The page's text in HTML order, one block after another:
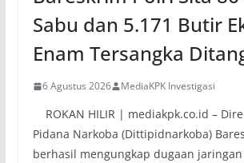
Sabu dan 5.171 Butir
Enam Tersangka
6 Agustus 2026 MediaKPK Investigasi
ROKAN HILIR | mediakpk.co.id –
Pidana Narkoba (Dittipidnarkoba)
berhasil mengungkap dugaan